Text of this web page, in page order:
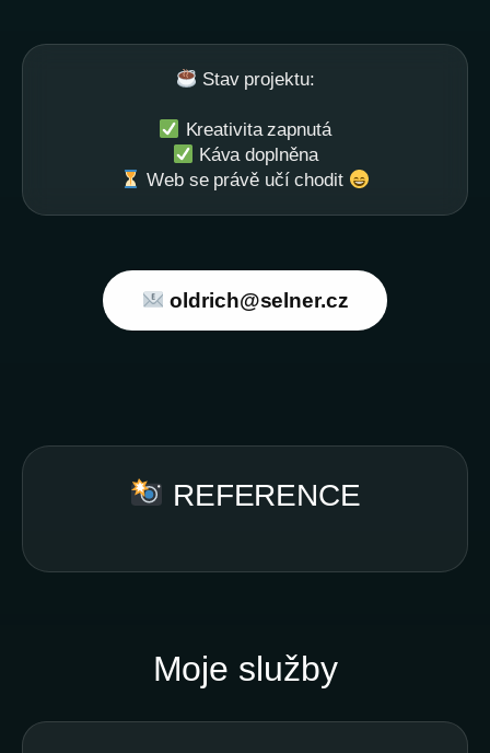
Stav projektu:
Kreativita zapnutá
Káva doplněna
Web se právě učí chodit
oldrich@selner.cz
REFERENCE
Moje služby